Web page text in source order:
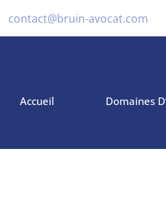
contact@bruin-avocat.com
Accueil Domaines